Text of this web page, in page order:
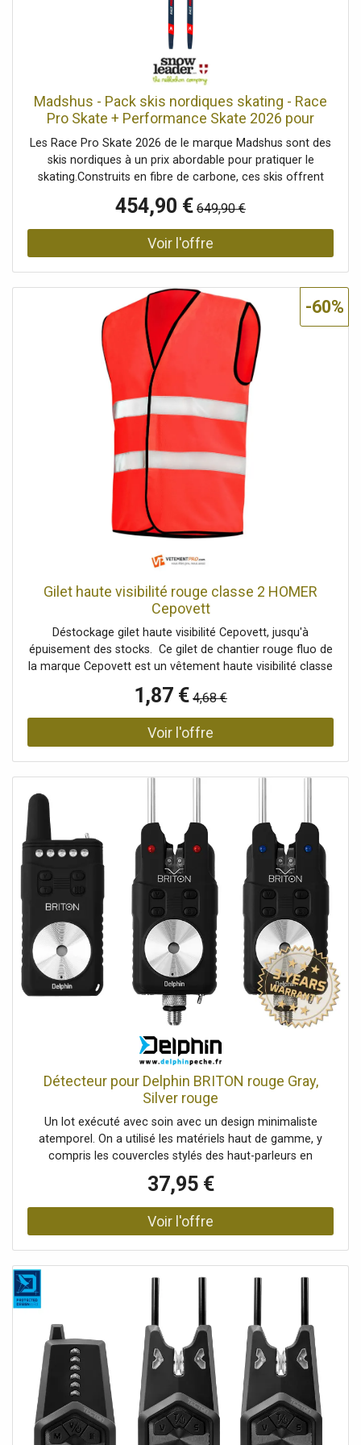
Madshus - Pack skis nordiques skating - Race
Pro Skate + Performance Skate 2026 pour
Homme - Taille 192 cm - Rouge
Les Race Pro Skate 2026 de le marque Madshus sont des
skis nordiques à un prix abordable pour pratiquer le
skating.Construits en fibre de carbone, ces skis offrent
objectifs. La semelle P300 Nano vous aide à donner le
rythme pendant vos mouvements avec une qualité de
glisse idéale. Performants, tolérants et agressifs en
patinage, ces skis seront parfaits quel que soit votre
techniquement, et pourquoi pas s'aligner sur quelques
longues distances.Ces skis sont vendus et montés avec
les fixations Rottefella Performance Skate. Réglables et
faciles à manipuler, elles offrent une excellente
transmission de puissance.
454,90 € 649,90 €
Gilet haute visibilité rouge classe 2 HOMER
Cepovett
Déstockage gilet haute visibilité Cepovett, jusqu'à
épuisement des stocks. Ce gilet de chantier rouge fluo de
la marque Cepovett est un vêtement haute visibilité classe
respirant et se ferme par auto-agrippants. Excellent
rapport qualité/prix.
1,87 € 4,68 €
-60%
Détecteur pour Delphin BRITON rouge Gray,
Silver rouge
Un lot exécuté avec soin avec un design minimaliste
atemporel. On a utilisé les matériels haut de gamme, y
compris les couvercles stylés des haut-parleurs en
aluminium. Toutes les parties en plastique sont bien
caoutchoutées, un élément qui n'est pas standard pour le
prix si abordable. De plus, l'accès aux piles est très simple
et vous êtes capable de les changer tout de suite. Le
jusqu'à +35 °C), BRITON fait preuve d'une énorme
durabilité des piles. En plus, d'après les conditions
différentes (terrain, végétation, capacité des piles)
l'atteinte va jusqu'à 200 mètres ! Un grand avantage de ce
produit est qu'il est résistant à l'eau grâce à sa forme qui
aide à protéger les parties électroniques. Maintenant, il ne
faut plus se soucier de pluie avec vos détecteurs ou
récepteur. Vous l'allumez par des interrupteurs à levier.
Ainsi, vous pouvez commander ce lot dans l'obscurité
sans problèmes. De plus, selon les statistiques, ce
37,95 €